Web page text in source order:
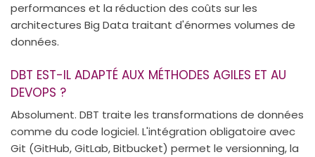
performances et la réduction des coûts sur les
architectures Big Data traitant d'énormes volumes de
données.
DBT EST-IL ADAPTÉ AUX MÉTHODES AGILES ET AU
DEVOPS ?
Absolument. DBT traite les transformations de données
comme du code logiciel. L'intégration obligatoire avec
Git (GitHub, GitLab, Bitbucket) permet le versionning, la